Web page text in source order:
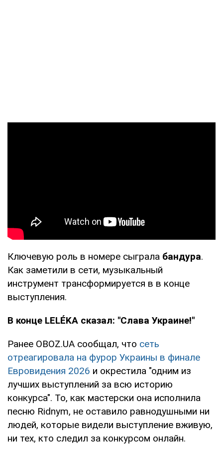
Ключевую роль в номере сыграла бандура.
Как заметили в сети, музыкальный
инструмент трансформируется в в конце
выступления.
В конце LELÉKA сказал: "Слава Украине!"
Ранее OBOZ.UA сообщал, что сеть
отреагировала на фурор Украины в финале
Евровидения 2026 и окрестила "одним из
лучших выступлений за всю историю
конкурса". То, как мастерски она исполнила
песню Ridnym, не оставило равнодушными ни
людей, которые видели выступление вживую,
ни тех, кто следил за конкурсом онлайн.